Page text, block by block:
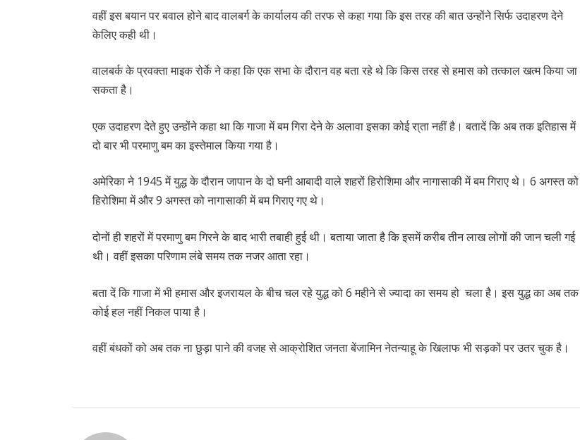
वहीं इस बयान पर बवाल होने बाद वालबर्ग के कार्यालय की तरफ से कहा गया कि इस तरह की बात उन्होंने सिर्फ उदाहरण देने
केलिए कही थी।
वालबर्क के प्रवक्ता माइक रोर्के ने कहा कि एक सभा के दौरान वह बता रहे थे कि किस तरह से हमास को तत्काल खत्म किया जा
सकता है।
एक उदाहरण देते हुए उन्होंने कहा था कि गाजा में बम गिरा देने के अलावा इसका कोई रा्ता नहीं है। बतादें कि अब तक इतिहास में
दो बार भी परमाणु बम का इस्तेमाल किया गया है।
अमेरिका ने 1945 में युद्ध के दौरान जापान के दो घनी आबादी वाले शहरों हिरोशिमा और नागासाकी में बम गिराए थे। 6 अगस्त को
हिरोशिमा में और 9 अगस्त को नागासाकी में बम गिराए गए थे।
दोनों ही शहरों में परमाणु बम गिरने के बाद भारी तबाही हुई थी। बताया जाता है कि इसमें करीब तीन लाख लोगों की जान चली गई
थी। वहीं इसका परिणाम लंबे समय तक नजर आता रहा।
बता दें कि गाजा में भी हमास और इजरायल के बीच चल रहे युद्ध को 6 महीने से ज्यादा का समय हो चला है। इस युद्ध का अब तक
कोई हल नहीं निकल पाया है।
वहीं बंधकों को अब तक ना छुड़ा पाने की वजह से आक्रोशित जनता बेंजामिन नेतन्याहू के खिलाफ भी सड़कों पर उतर चुक है।